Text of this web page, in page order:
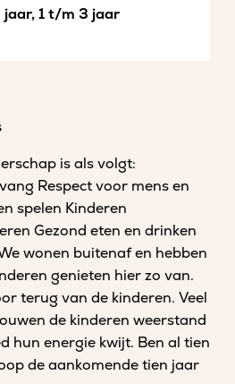
1 t/m 3 jaar
is als volgt:
Respect voor mens en
spelen Kinderen
Gezond eten en drinken
wonen buitenaf en hebben
genieten hier zo van.
terug van de kinderen. Veel
de kinderen weerstand
hun energie kwijt. Ben al tien
de aankomende tien jaar